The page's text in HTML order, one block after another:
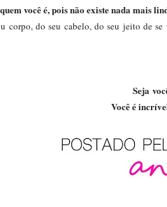
você é, pois não existe nada mais
corpo, do seu cabelo, do seu jeito de
Seja
Você é